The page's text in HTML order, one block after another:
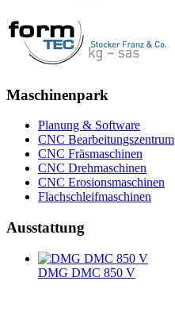
Maschinenpark
Planung & Software
CNC Bearbeitungszentrum
CNC Fräsmaschinen
CNC Drehmaschinen
CNC Erosionsmaschinen
Flachschleifmaschinen
Ausstattung
DMG DMC 850 V